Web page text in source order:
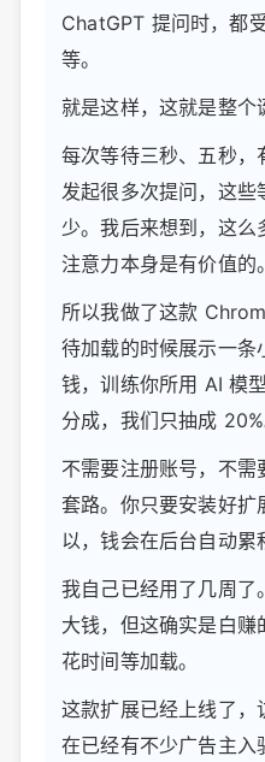
ChatGPT 提问时，都
等。
就是这样，这就是整个
每次等待三秒、五秒，
发起很多次提问，这
少。我后来想到，这
注意力本身是有价值的。
所以我做了这款
待加载的时候展示一条
钱，训练你所用 AI 模
分成，我们只抽成 20%
不需要注册账号，不
套路。你只要安装好
以，钱会在后台自动累
我自己已经用了几周了
大钱，但这确实是白
花时间等加载。
这款扩展已经上线了
在已经有不少广告主入